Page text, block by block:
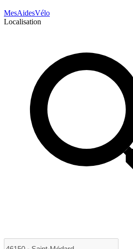
MesAidesVélo
Localisation